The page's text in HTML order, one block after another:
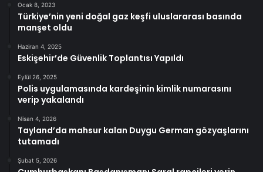
Ocak 8, 2023
Türkiye’nin yeni doğal gaz keşfi uluslararası basında
manşet oldu
Haziran 4, 2025
Eskişehir’de Güvenlik Toplantısı Yapıldı
Eylül 26, 2025
Polis uygulamasında kardeşinin kimlik numarasını
verip yakalandı
Nisan 4, 2026
Tayland’da mahsur kalan Duygu German gözyaşlarını
tutamadı
Şubat 5, 2026